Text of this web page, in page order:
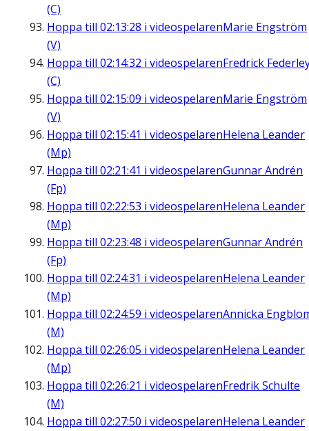
(C)
Hoppa till 02:13:28 i videospelarenMarie Engström
(V)
Hoppa till 02:14:32 i videospelarenFredrick
(C)
Hoppa till 02:15:09 i videospelarenMarie Engström
(V)
Hoppa till 02:15:41 i videospelarenHelena Leander
(Mp)
Hoppa till 02:21:41 i videospelarenGunnar Andrén
(Fp)
Hoppa till 02:22:53 i videospelarenHelena Leander
(Mp)
Hoppa till 02:23:48 i videospelarenGunnar Andrén
(Fp)
Hoppa till 02:24:31 i videospelarenHelena Leander
(Mp)
Hoppa till 02:24:59 i videospelarenAnnicka
(M)
Hoppa till 02:26:05 i videospelarenHelena Leander
(Mp)
Hoppa till 02:26:21 i videospelarenFredrik Schulte
(M)
Hoppa till 02:27:50 i videospelarenHelena Leander